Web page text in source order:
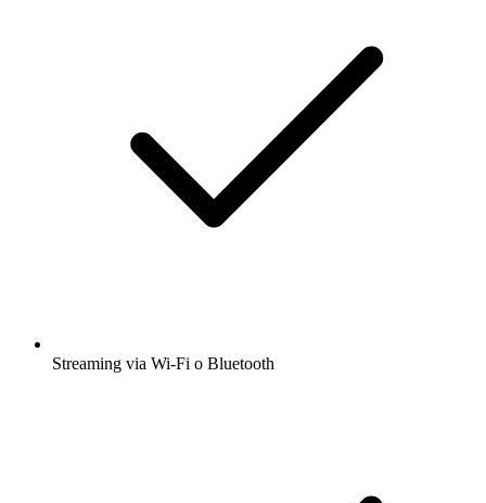
Streaming via Wi-Fi o Bluetooth